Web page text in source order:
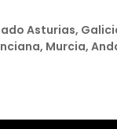
Asturias,
Murcia,